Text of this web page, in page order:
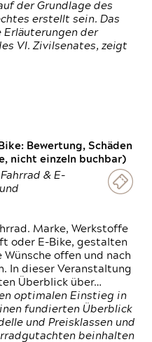
der Grundlage des
erstellt sein. Das
der
VI. Zivilsenates, zeigt
Bewertung, Schäden
nicht einzeln buchbar)
& E-
Marke, Werkstoffe
oder E-Bike, gestalten
offen und nach
In dieser Veranstaltung
Überblick über…
optimalen Einstieg in
fundierten Überblick
und Preisklassen und
beinhalten